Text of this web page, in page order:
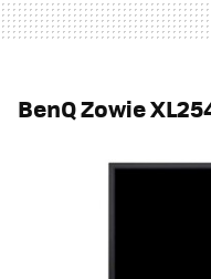
BenQ Zowie